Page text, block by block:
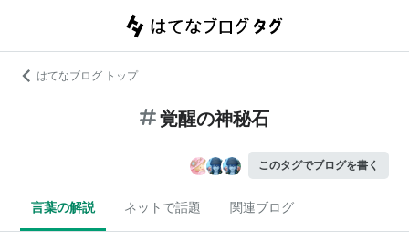
はてなブログ トップ
覚醒の神秘石
このタグでブログを書く
言葉の解説 ネットで話題 関連ブログ